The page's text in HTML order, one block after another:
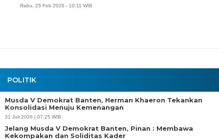
POLITIK
Musda V Demokrat Banten, Herman Khaeron Tekankan
Konsolidasi Menuju Kemenangan
31 Juli 2026 | 07:25 WIB
Jelang Musda V Demokrat Banten, Pinan : Membawa
Kekompakan dan Soliditas Kader
Rabu, 25 Feb 2026 - 10:11 WIB